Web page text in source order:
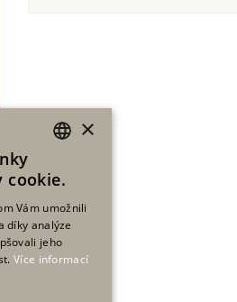
×
cookie.
Vám umožnili
díky analýze
jeho
Více informací